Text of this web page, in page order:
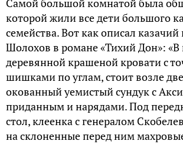
которой жили все дети большого
семейства. Вот как описал
Шолохов в романе «Тихий Дон»: «В
деревянной крашеной кровати с
шишками по углам, стоит возле
окованный уемистый сундук с
приданным и нарядами. Под
стол, клеенка с генералом
на склоненные перед ним